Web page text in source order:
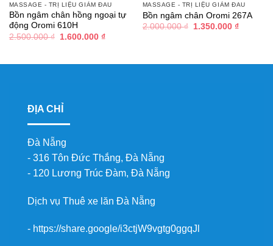
MASSAGE - TRỊ LIỆU GIẢM ĐAU
Bồn ngâm chân hồng ngoại tự
động Oromi 610H
2.500.000₫
Giá
1.600.000 ₫Giá
MASSAGE - TRỊ LIỆU GIẢM ĐAU
Bồn ngâm chân Oromi 267A
2.000.000₫
Giá
1.350.000 ₫Giá
ĐỊA CHỈ
Đà Nẵng
- 316 Tôn Đức Thắng, Đà Nẵng
- 120 Lương Trúc Đàm, Đà Nẵng
Dịch vụ Thuê xe lăn Đà Nẵng
- https://share.google/i3ctjW9vgtg0ggqJl